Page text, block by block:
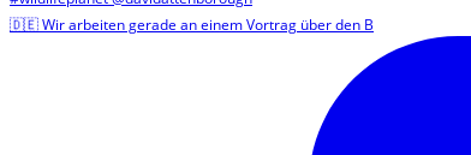
🇩🇪 Wir arbeiten gerade an einem Vortrag über den B